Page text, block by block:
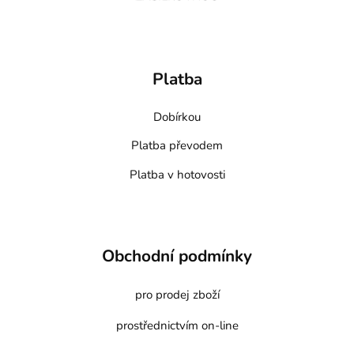
Platba
Dobírkou
Platba převodem
Platba v hotovosti
Obchodní podmínky
pro prodej zboží
prostřednictvím on-line